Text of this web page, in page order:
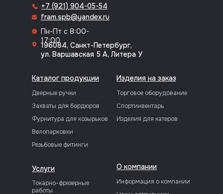
О компании
Каталог продукции
Информация о компании
Дверные ручки
Захваты для бордюров
Фурнитура для козырьков
Велопарковки
Резьбовые фитинги
Изделия на заказ
Торговое оборудование
Спортинвентарь
Изделия для катеров
Услуги
Токарно-фрезерные
работы
+7 (921) 904-05-54
fram.spb@yandex.ru
Пн-Пт с 8:00-
17:00
196084, Санкт-Петербург,
ул. Варшавская 5 А, Литера У